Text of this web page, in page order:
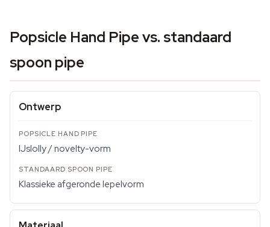
Popsicle Hand Pipe vs. standaard
spoon pipe
Ontwerp
IJslolly / novelty-vorm
Klassieke afgeronde lepelvorm